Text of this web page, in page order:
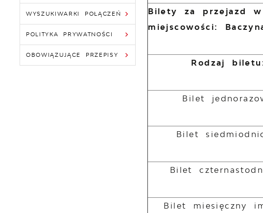
WYSZUKIWARKI POŁĄCZEŃ
POLITYKA PRYWATNOŚCI
OBOWIĄZUJĄCE PRZEPISY
Bilety za przejazd w
miejscowości:
Rodzaj
Bilet
Bilet
Bilet
Bilet miesięczny